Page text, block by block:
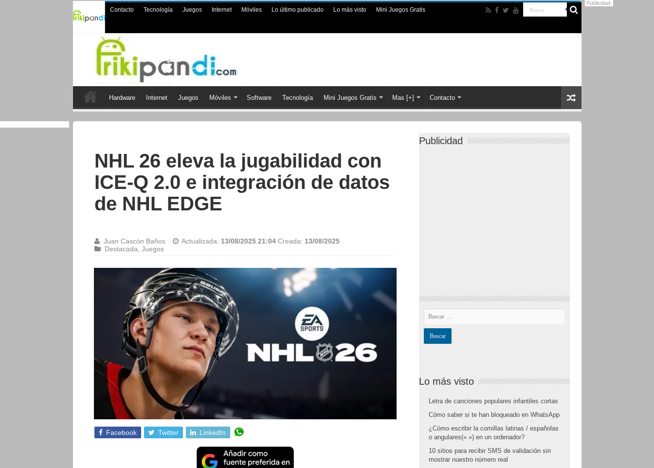
Contacto Tecnología Juegos Internet Móviles Lo último publicado Lo más visto Mini Juegos Gratis
Hardware Internet Juegos Móviles Software Tecnología Mini Juegos Gratis Mas [+] Contacto
NHL 26 eleva la jugabilidad con
ICE-Q 2.0 e integración de datos
de NHL EDGE
Juan Cascón Baños Actualizada: 13/08/2025 21:04 Creada: 13/08/2025
Destacada Juegos
Facebook Twitter LinkedIn
Publicidad
Lo más visto
Letra de canciones populares infantiles cortas
Cómo saber si te han bloqueado en WhatsApp
¿Cómo escribir la comillas latinas / españolas
o angulares(« ») en un ordenador?
10 sitios para recibir SMS de validación sin
mostrar nuestro número real
Publicidad: